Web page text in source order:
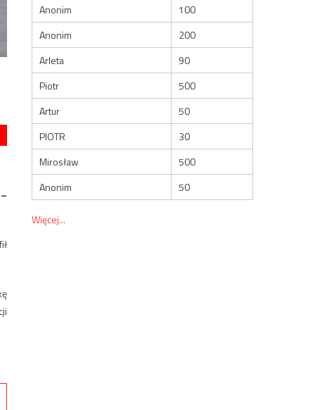
Anonim
100
Anonim
200
Arleta
90
Piotr
500
Artur
50
PIOTR
30
Mirosław
500
Anonim
50
Więcej...